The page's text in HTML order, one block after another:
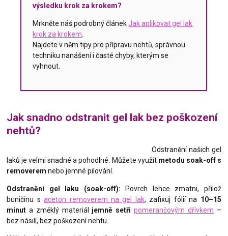
výsledku krok za krokem?
Mrkněte náš podrobný článekJak aplikovat gel lak
krok za krokem.
Najdete v něm tipy pro přípravu nehtů, správnou
techniku nanášení i časté chyby, kterým se
vyhnout.
Jak snadno odstranit gel lak bez poškození
nehtů?
Odstranění našich gel
laků je velmi snadné a pohodlné. Můžete využít metodu soak-off s
removerem nebo jemné pilování.
Odstranění gel laku (soak-off): Povrch lehce zmatni, přilož
buničinu saceton removerem na gel lak, zafixuj fólií na 10–15
minut a změklý materiál jemně setřipomerančovým dřívkem –
bez násilí, bez poškození nehtu.